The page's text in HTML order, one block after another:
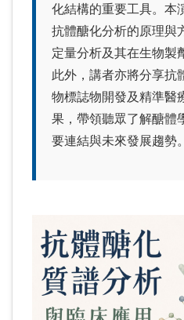
化結構的重要工具。本
抗體醣化分析的原理與
定量分析及其在生物製
此外，講者亦將分享抗
物標誌物開發及精準醫
果，帶領聽眾了解醣體
要連結與未來發展趨勢。